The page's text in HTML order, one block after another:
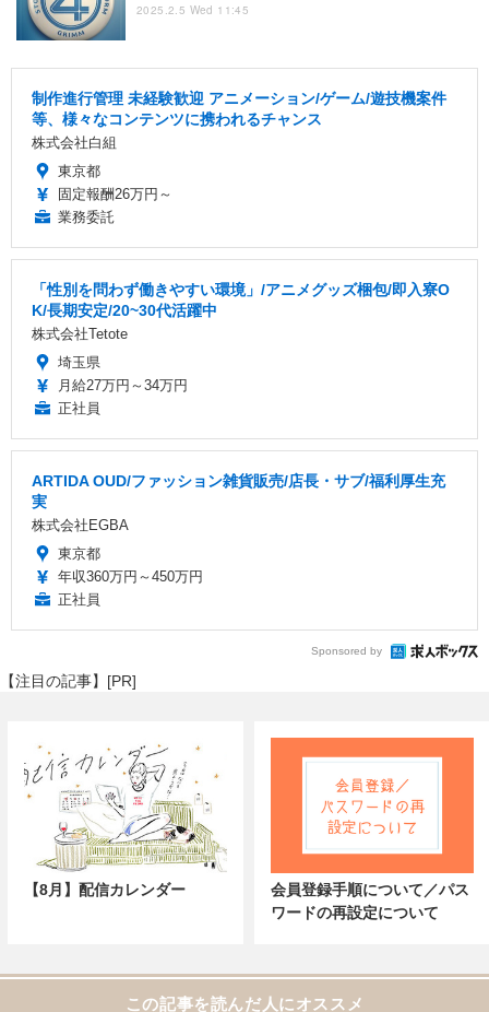
2025.2.5 Wed 11:45
制作進行管理 未経験歓迎 アニメーション/ゲーム/遊技機案件
等、様々なコンテンツに携われるチャンス
株式会社白組
東京都
固定報酬26万円～
業務委託
「性別を問わず働きやすい環境」/アニメグッズ梱包/即入寮O
K/長期安定/20~30代活躍中
株式会社Tetote
埼玉県
月給27万円～34万円
正社員
ARTIDA OUD/ファッション雑貨販売/店長・サブ/福利厚生充
実
株式会社EGBA
東京都
年収360万円～450万円
正社員
Sponsored by
【注目の記事】[PR]
【8月】配信カレンダー
会員登録手順について／パス
ワードの再設定について
この記事を読んだ人にオススメ